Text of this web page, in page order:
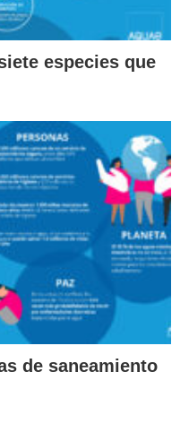
especies que
de saneamiento